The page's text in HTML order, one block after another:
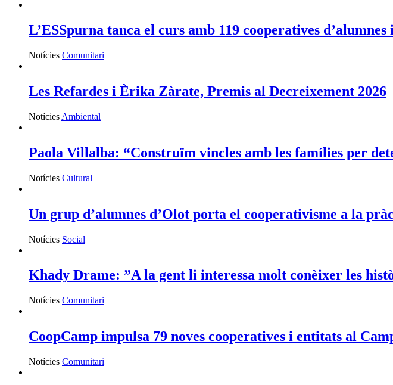
L’ESSpurna tanca el curs amb 119 cooperatives
Notícies Comunitari
Les Refardes i Èrika Zàrate, Premis al Decreixement 2026
Notícies Ambiental
Paola Villalba: “Construïm vincles amb les famílies per
Notícies Cultural
Un grup d’alumnes d’Olot porta el cooperativisme a la
Notícies Social
Khady Drame: ”A la gent li interessa molt conèixer les
Notícies Comunitari
CoopCamp impulsa 79 noves cooperatives i entitats al
Notícies Comunitari